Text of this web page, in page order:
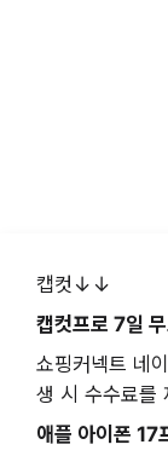
캡컷↓↓
캡컷프로 7일
쇼핑커넥트 네
생 시 수수료
애플 아이폰 17